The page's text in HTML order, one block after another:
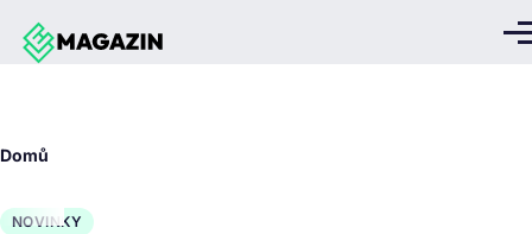
Přejít k hlavnímu obsahu
Domů
NOVINKY